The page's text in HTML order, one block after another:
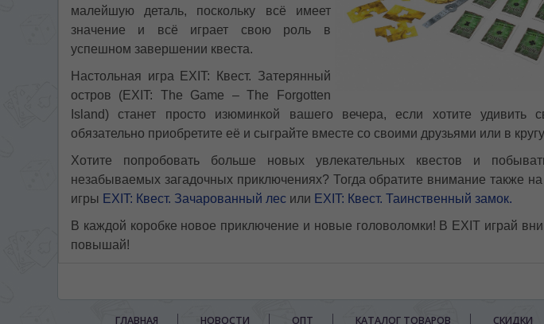
малейшую деталь, поскольку всё имеет
значение и всё играет свою роль в
успешном завершении квеста.
Настольная игра EXIT: Квест. Затерянный
остров (EXIT: The Game – The Forgotten
Island) станет просто изюминкой вашего вечера, если хотите удивить
обязательно приобретите её и сыграйте вместе со своими друзьями или в
Хотите попробовать больше новых увлекательных квестов и
незабываемых загадочных приключениях? Тогда обратите внимание также
игры EXIT: Квест. Зачарованный лес или EXIT: Квест. Таинственный замок.
В каждой коробке новое приключение и новые головоломки! В EXIT играй
повышай!
ГЛАВНАЯ НОВОСТИ ОПТ КАТАЛОГ ТОВАРОВ СКИДКИ